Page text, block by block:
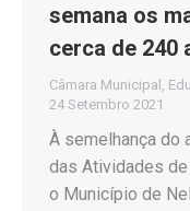
semana os
cerca de 240
Câmara Municipal
24 Setembro 2021
À semelhança do
das Atividades de
o Município de